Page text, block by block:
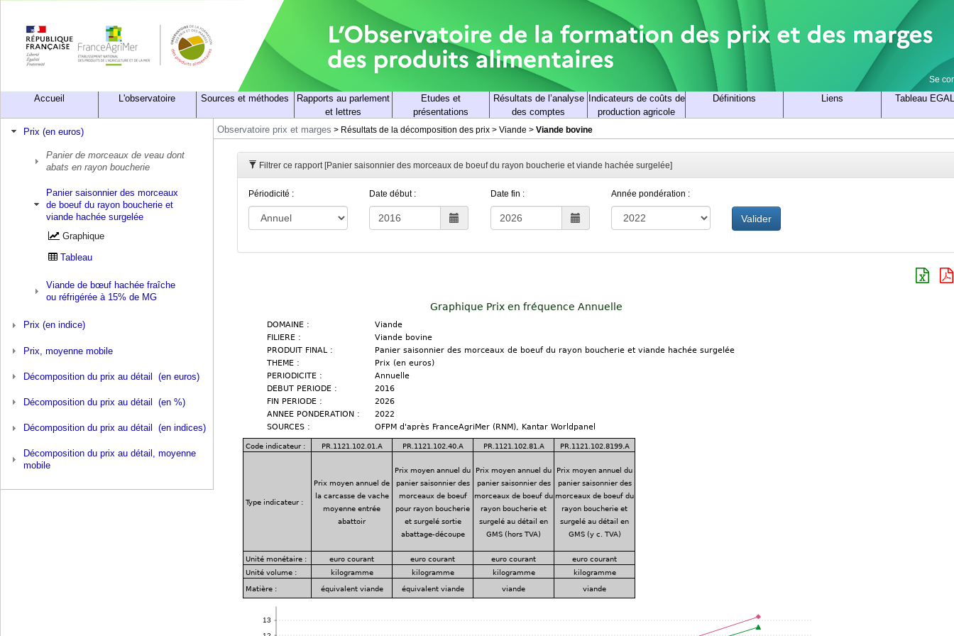
Se
Accueil L'observatoire Sources et méthodes
Rapports au parlement
et lettres
Etudes et
présentations
Résultats de l’analyse
des comptes
Indicateurs de coûts de
production agricole
Définitions Liens Tableau
Prix (en euros)
Panier de morceaux de veau dont
abats en rayon boucherie
Panier saisonnier des morceaux
de boeuf du rayon boucherie et
viande hachée surgelée
Graphique
Tableau
Viande de bœuf hachée fraîche
ou réfrigérée à 15% de MG
Prix (en indice)
Prix, moyenne mobile
Décomposition du prix au détail (en euros)
Décomposition du prix au détail (en %)
Décomposition du prix au détail (en indices)
Décomposition du prix au détail, moyenne
mobile
Observatoire prix et marges > Résultats de la décomposition des prix > Viande > Viande bovine
Filtrer ce rapport [Panier saisonnier des morceaux de boeuf du rayon boucherie et viande hachée surgelée]
Périodicité : Date début : Date fin : Année pondération :
Valider